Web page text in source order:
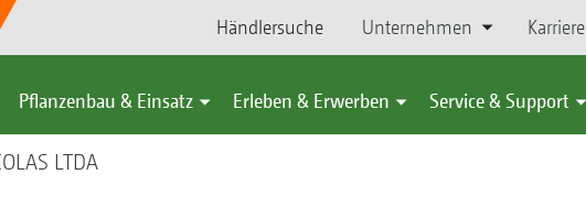
Händlersuche Unternehmen Karriere
Pflanzenbau & Einsatz Erleben & Erwerben Service & Support
LTDA